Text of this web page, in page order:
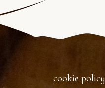
cookie policy